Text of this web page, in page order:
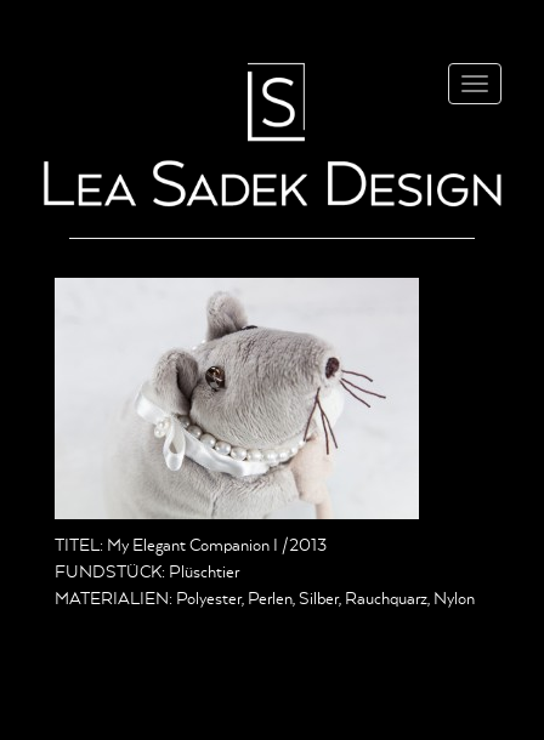
TITEL: My Elegant Companion I /2013
FUNDSTÜCK: Plüschtier
MATERIALIEN: Polyester, Perlen, Silber, Rauchquarz, Nylon